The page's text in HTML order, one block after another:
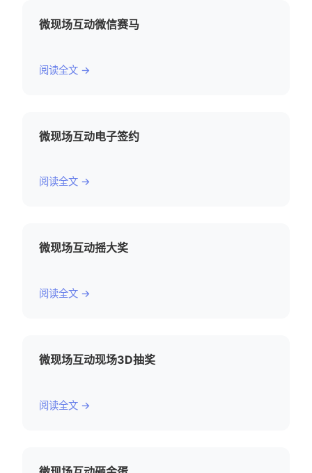
微现场互动微信赛马
阅读全文 →
微现场互动电子签约
阅读全文 →
微现场互动摇大奖
阅读全文 →
微现场互动现场3D抽奖
阅读全文 →